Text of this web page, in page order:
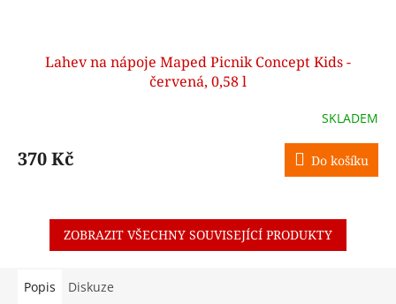
Lahev na nápoje Maped Picnik Concept Kids -
červená, 0,58 l
SKLADEM
370 Kč Do košíku
ZOBRAZIT VŠECHNY SOUVISEJÍCÍ PRODUKTY
Popis Diskuze